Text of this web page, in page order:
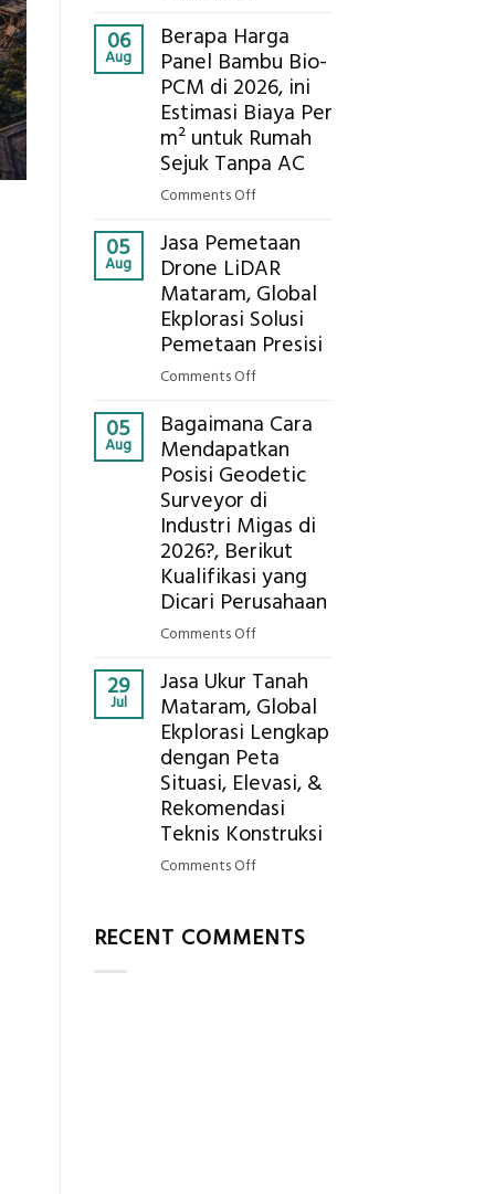
Pemasangan
Bowplank
Mataram,
Global
Ekplorasi.Menggunakan
Alat
untuk
Hasil
Akurat
06
Aug
Berapa Harga
Panel Bambu Bio-
PCM di 2026, ini
Estimasi Biaya Per
m² untuk Rumah
Sejuk Tanpa AC
Comments Offon
Harga
Panel
Bambu
Bio-
PCM
Estimasi
Biaya
Per
m²
untuk
Rumah
Sejuk
Tanpa
AC
05
Aug
Jasa Pemetaan
Drone LiDAR
Mataram, Global
Ekplorasi Solusi
Pemetaan Presisi
Comments Offon
Pemetaan
Drone
LiDAR
Mataram,
Global
Ekplorasi
Solusi
Pemetaan
05
Aug
Bagaimana Cara
Mendapatkan
Posisi Geodetic
Surveyor di
Industri Migas di
2026?, Berikut
Kualifikasi yang
Dicari Perusahaan
Comments Offon
Cara
Mendapatkan
Posisi
Geodetic
Surveyor
di
Industri
Berikut
Kualifikasi
29
Jul
Jasa Ukur Tanah
Mataram, Global
Ekplorasi Lengkap
dengan Peta
Situasi, Elevasi, &
Rekomendasi
Teknis Konstruksi
Comments Offon
Tanah
RECENT COMMENTS